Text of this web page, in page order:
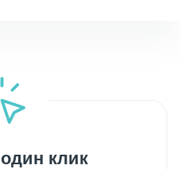
клик